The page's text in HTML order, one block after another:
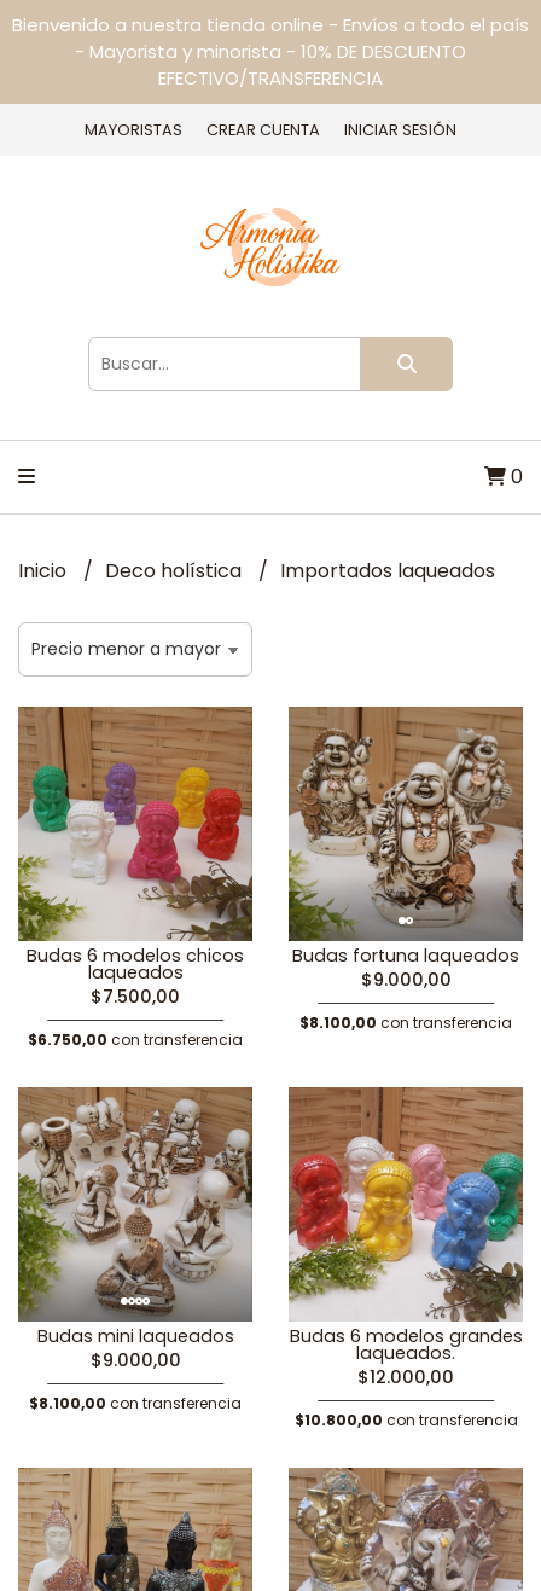
Bienvenido a nuestra tienda online - Envíos a todo el país
- Mayorista y minorista - 10% DE DESCUENTO
EFECTIVO/TRANSFERENCIA
MAYORISTAS CREAR CUENTA INICIAR SESIÓN
0
Inicio Deco holística Importados laqueados
Budas 6 modelos chicos
laqueados
$7.500,00
$6.750,00 con transferencia
Budas fortuna laqueados
$9.000,00
$8.100,00 con transferencia
Budas mini laqueados
$9.000,00
$8.100,00 con transferencia
Budas 6 modelos grandes
laqueados.
$12.000,00
$10.800,00 con transferencia